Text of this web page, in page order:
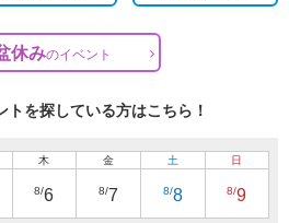
休みのイベント
を探している方はこちら！
木
8/6
金
8/7
土
8/8
日
8/9